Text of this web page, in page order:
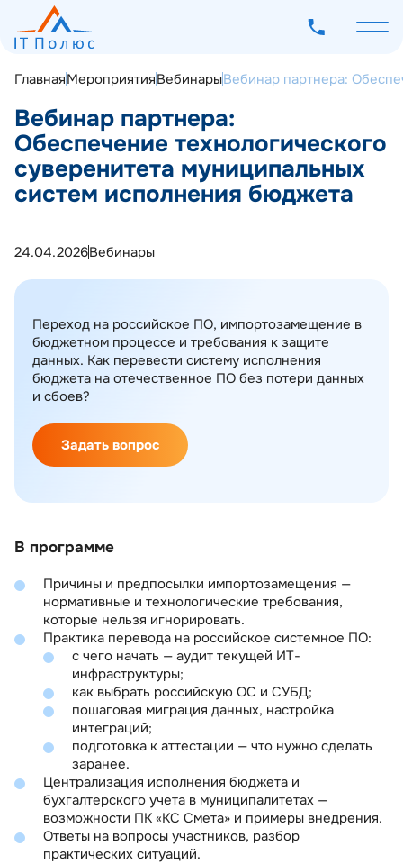
О компании
Услуги
Мероприятия
Блог
Контакты
ГлавнаяМероприятияВебинарыВебинар партнера:
Вебинар партнера:
Обеспечение технологического
суверенитета муниципальных
систем исполнения бюджета
24.04.2026Вебинары
Переход на российское ПО, импортозамещение в
бюджетном процессе и требования к защите
данных. Как перевести систему исполнения
бюджета на отечественное ПО без потери данных
и сбоев?
Задать вопрос
В программе
Причины и предпосылки импортозамещения —
нормативные и технологические требования,
которые нельзя игнорировать.
Практика перевода на российское системное ПО:
с чего начать — аудит текущей ИТ-
инфраструктуры;
как выбрать российскую ОС и СУБД;
пошаговая миграция данных, настройка
интеграций;
подготовка к аттестации — что нужно сделать
заранее.
Централизация исполнения бюджета и
бухгалтерского учета в муниципалитетах —
возможности ПК «КС Смета» и примеры внедрения.
Ответы на вопросы участников, разбор
практических ситуаций.